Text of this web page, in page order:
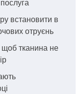
встановити в
отруєнь
тканина не